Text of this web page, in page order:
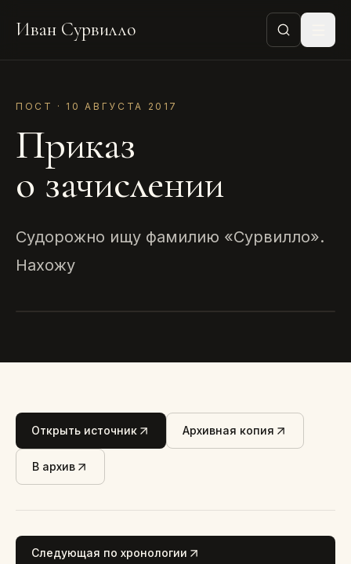
Иван Сурвилло
ПОСТ · 10 АВГУСТА 2017
Приказ
о зачислении
Судорожно ищу фамилию «Сурвилло».
Нахожу
Открыть источник Архивная копия
В архив
Следующая по хронологии